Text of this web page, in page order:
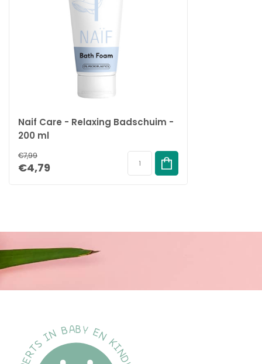
Naif Care - Relaxing Badschuim -
200 ml
€7,99
€4,79